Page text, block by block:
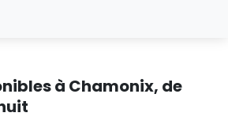
à Chamonix, de